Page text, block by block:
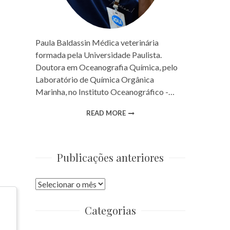
Paula Baldassin Médica veterinária
formada pela Universidade Paulista.
Doutora em Oceanografia Química, pelo
Laboratório de Química Orgânica
Marinha, no Instituto Oceanográfico -…
READ MORE
Publicações anteriores
Publicações
Categorias